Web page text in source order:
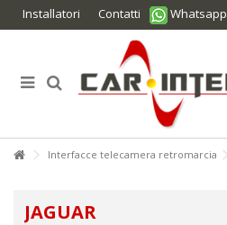
Installatori Contatti Whatsapp
Interfacce telecamera retromarcia
JAGUAR